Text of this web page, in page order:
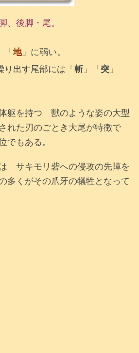
、後脚・尾。
「地」に弱い。
り出す尾部には「斬 」「突 」
躯を持つ 獣のような姿の大型
れた刃のごとき大尾が特徴で
でもある。
サキモリ砦への侵攻の先陣を
多くがその爪牙の犠牲となって